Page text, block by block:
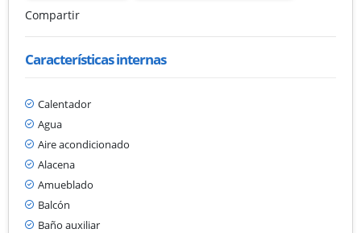
Compartir
Características internas
Calentador
Agua
Aire acondicionado
Alacena
Amueblado
Balcón
Baño auxiliar